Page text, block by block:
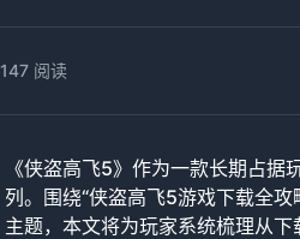
147 阅读
《侠盗高飞5》作为一款长期占
列。围绕“侠盗高飞5游戏下载全
主题，本文将为玩家系统梳理从